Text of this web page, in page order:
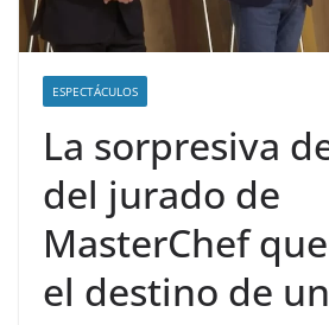
ESPECTÁCULOS
La sorpresiva
del jurado de
MasterChef
el destino de